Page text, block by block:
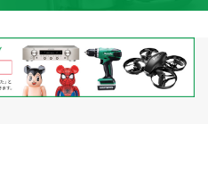
にできて便利
査定